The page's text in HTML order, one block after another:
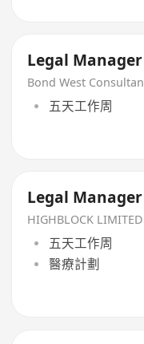
Legal Manager
Bond West
五天工作周
Legal Manager
HIGHBLOCK LIMITED
五天工作周
醫療計劃